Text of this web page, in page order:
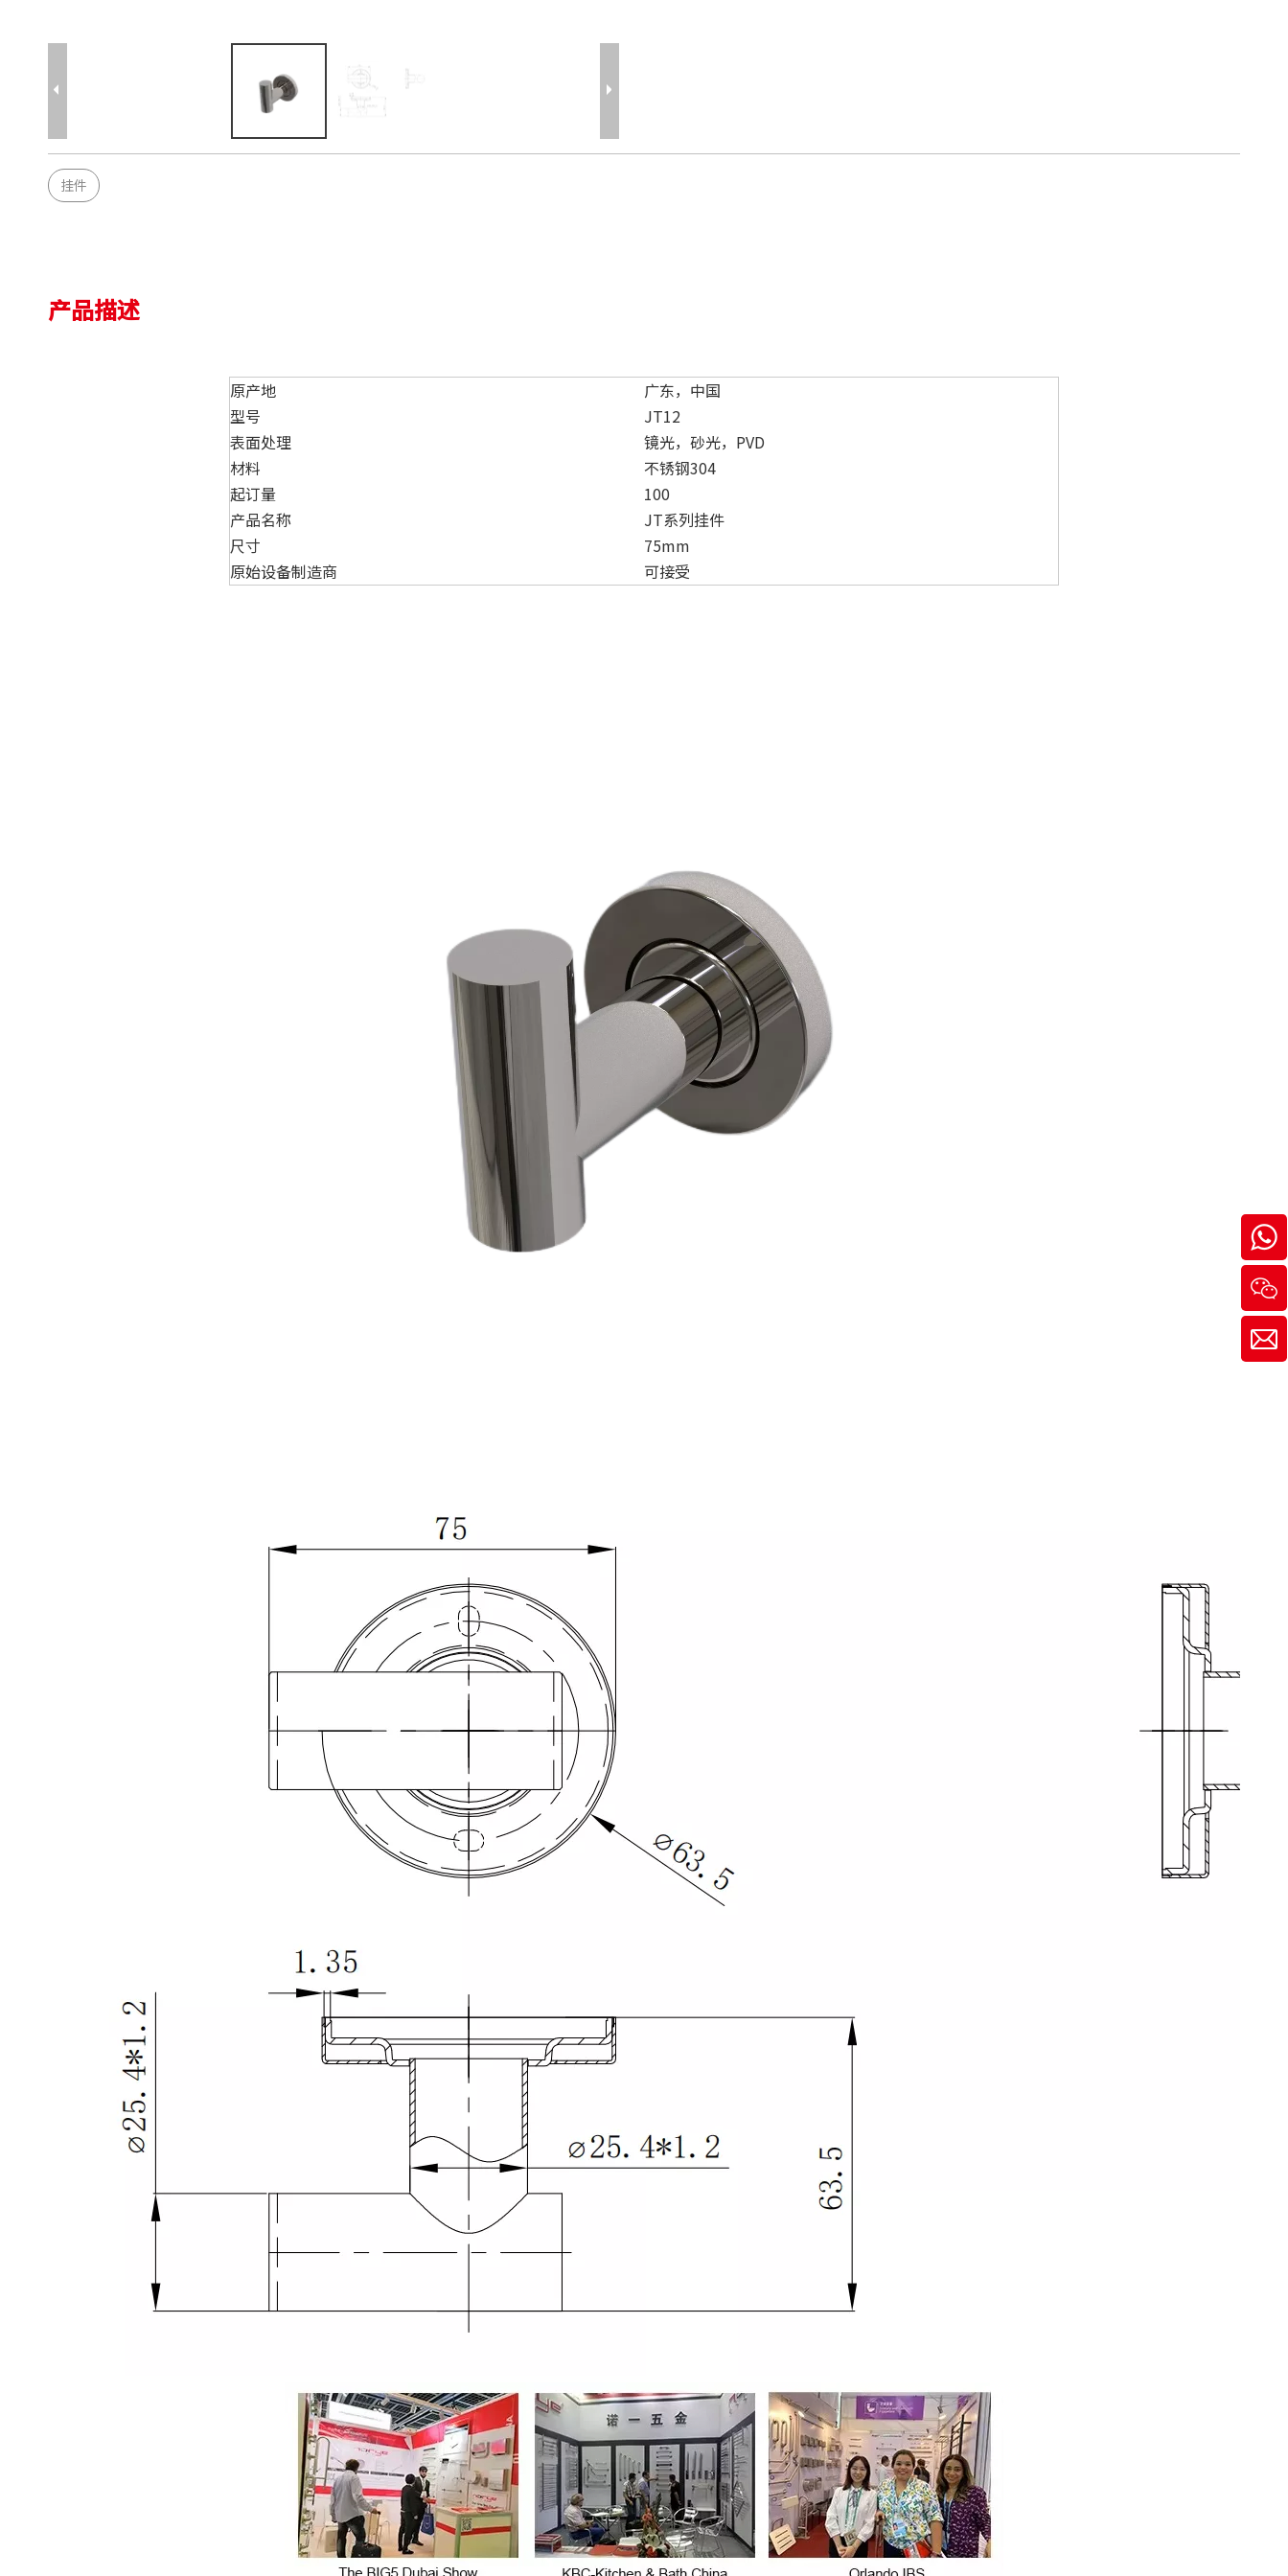
挂件
产品描述
原产地
广东，中国
型号
JT12
表面处理
镜光，砂光，PVD
材料
不锈钢304
起订量
100
产品名称
JT系列挂件
尺寸
75mm
原始设备制造商
可接受